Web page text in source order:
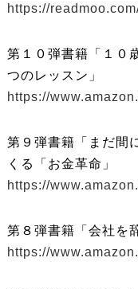
https://
第１０弾書籍「１０
つのレッスン」
https://
第９弾書籍「まだ間
くる「お金革命」
https://
第８弾書籍「会社を
https://